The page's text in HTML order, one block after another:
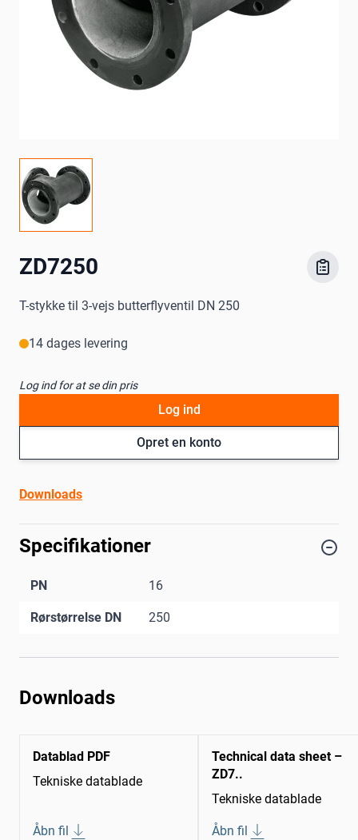
ZD7250
T-stykke til 3-vejs butterflyventil DN 250
14 dages levering
Log ind for at se din pris
Opret en konto
Log ind
Downloads
Specifikationer
PN 16
Rørstørrelse DN 250
Downloads
Datablad PDF
Tekniske datablade
Åbn fil
Technical data sheet –
ZD7..
Tekniske datablade
Åbn fil